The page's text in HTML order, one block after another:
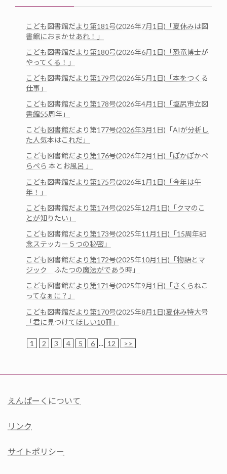
こども図書館だより第181号(2026年7月1日)「夏休みは図
書館におまかせあれ！」
こども図書館だより第180号(2026年6月1日)「恐竜博士が
やってくる！」
こども図書館だより第179号(2026年5月1日)「本をつくる
仕事」
こども図書館だより第178号(2026年4月1日)「塩尻市立図
書館55周年」
こども図書館だより第177号(2026年3月1日)「AIが分析し
た人気本はこれだ」
こども図書館だより第176号(2026年2月1日)「ぽかぽかぺ
らぺら 本とお風呂 」
こども図書館だより第175号(2026年1月1日)「今年は午
年！」
こども図書館だより第174号(2025年12月1日)「クマのこ
とが知りたい」
こども図書館だより第173号(2025年11月1日)「15周年記
念ステッカー５つの秘密」
こども図書館だより第172号(2025年10月1日)「物語とマ
ジック ふたつの魔法がであう時」
こども図書館だより第171号(2025年9月1日)「さくらねこ
ってなぁに？」
こども図書館だより第170号(2025年8月1日)夏休み特大号
「君に見つけてほしい10冊」
1 2 3 4 5 6 ... 12 >>
えんぱーくについて
リンク
サイトポリシー